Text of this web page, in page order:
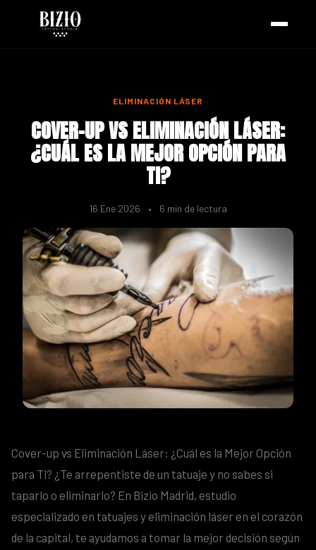
ELIMINACIÓN LÁSER
COVER-UP VS ELIMINACIÓN LÁSER:
¿CUÁL ES LA MEJOR OPCIÓN PARA
TI?
16 Ene 2026 • 6 min de lectura
Cover-up vs Eliminación Láser: ¿Cuál es la Mejor Opción
para Ti? ¿Te arrepentiste de un tatuaje y no sabes si
taparlo o eliminarlo? En Bizio Madrid, estudio
especializado en tatuajes y eliminación láser en el corazón
de la capital, te ayudamos a tomar la mejor decisión según